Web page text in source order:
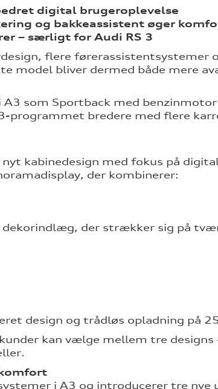
digital brugeroplevelse
og bakkeassistent øger
– særligt for Audi RS 3
flere førerassistentsystemer
model bliver dermed både mere
som Sportback med
programmet bredere med flere
kabinedesign med fokus på
der kombinerer:
der strækker sig på
design og trådløs opladning på
kan vælge mellem tre designs
i A3 og introducerer tre nye